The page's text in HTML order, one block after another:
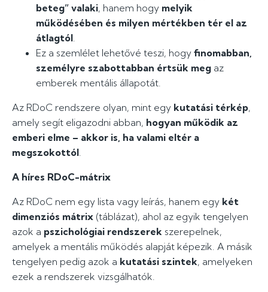
beteg” valaki, hanem hogy melyik
működésében és milyen mértékben tér el az
átlagtól.
Ez a szemlélet lehetővé teszi, hogy finomabban,
személyre szabottabban értsük meg az
emberek mentális állapotát.
Az RDoC rendszere olyan, mint egy kutatási térkép,
amely segít eligazodni abban, hogyan működik az
emberi elme – akkor is, ha valami eltér a
megszokottól.
A híres RDoC-mátrix
Az RDoC nem egy lista vagy leírás, hanem egy két
dimenziós mátrix (táblázat), ahol az egyik tengelyen
azok a pszichológiai rendszerek szerepelnek,
amelyek a mentális működés alapját képezik. A másik
tengelyen pedig azok a kutatási szintek, amelyeken
ezek a rendszerek vizsgálhatók.